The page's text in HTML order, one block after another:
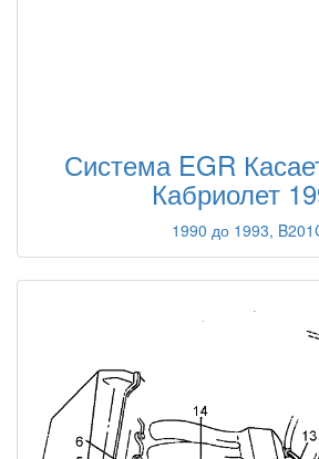
Система EGR
Кабриолет
1990 до 1993,